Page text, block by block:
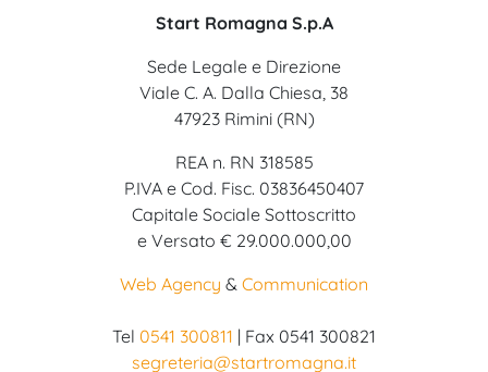
Start Romagna S.p.A
Sede Legale e Direzione
Viale C. A. Dalla Chiesa, 38
47923 Rimini (RN)
REA n. RN 318585
P.IVA e Cod. Fisc. 03836450407
Capitale Sociale Sottoscritto
e Versato € 29.000.000,00
Web Agency & Communication
Tel 0541 300811 | Fax 0541 300821
segreteria@startromagna.it